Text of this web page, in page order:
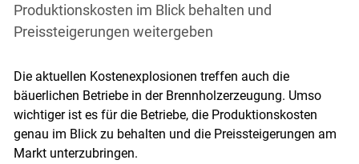
Produktionskosten im Blick behalten und
Preissteigerungen weitergeben
Die aktuellen Kostenexplosionen treffen auch die
bäuerlichen Betriebe in der Brennholzerzeugung. Umso
wichtiger ist es für die Betriebe, die Produktionskosten
genau im Blick zu behalten und die Preissteigerungen am
Markt unterzubringen.